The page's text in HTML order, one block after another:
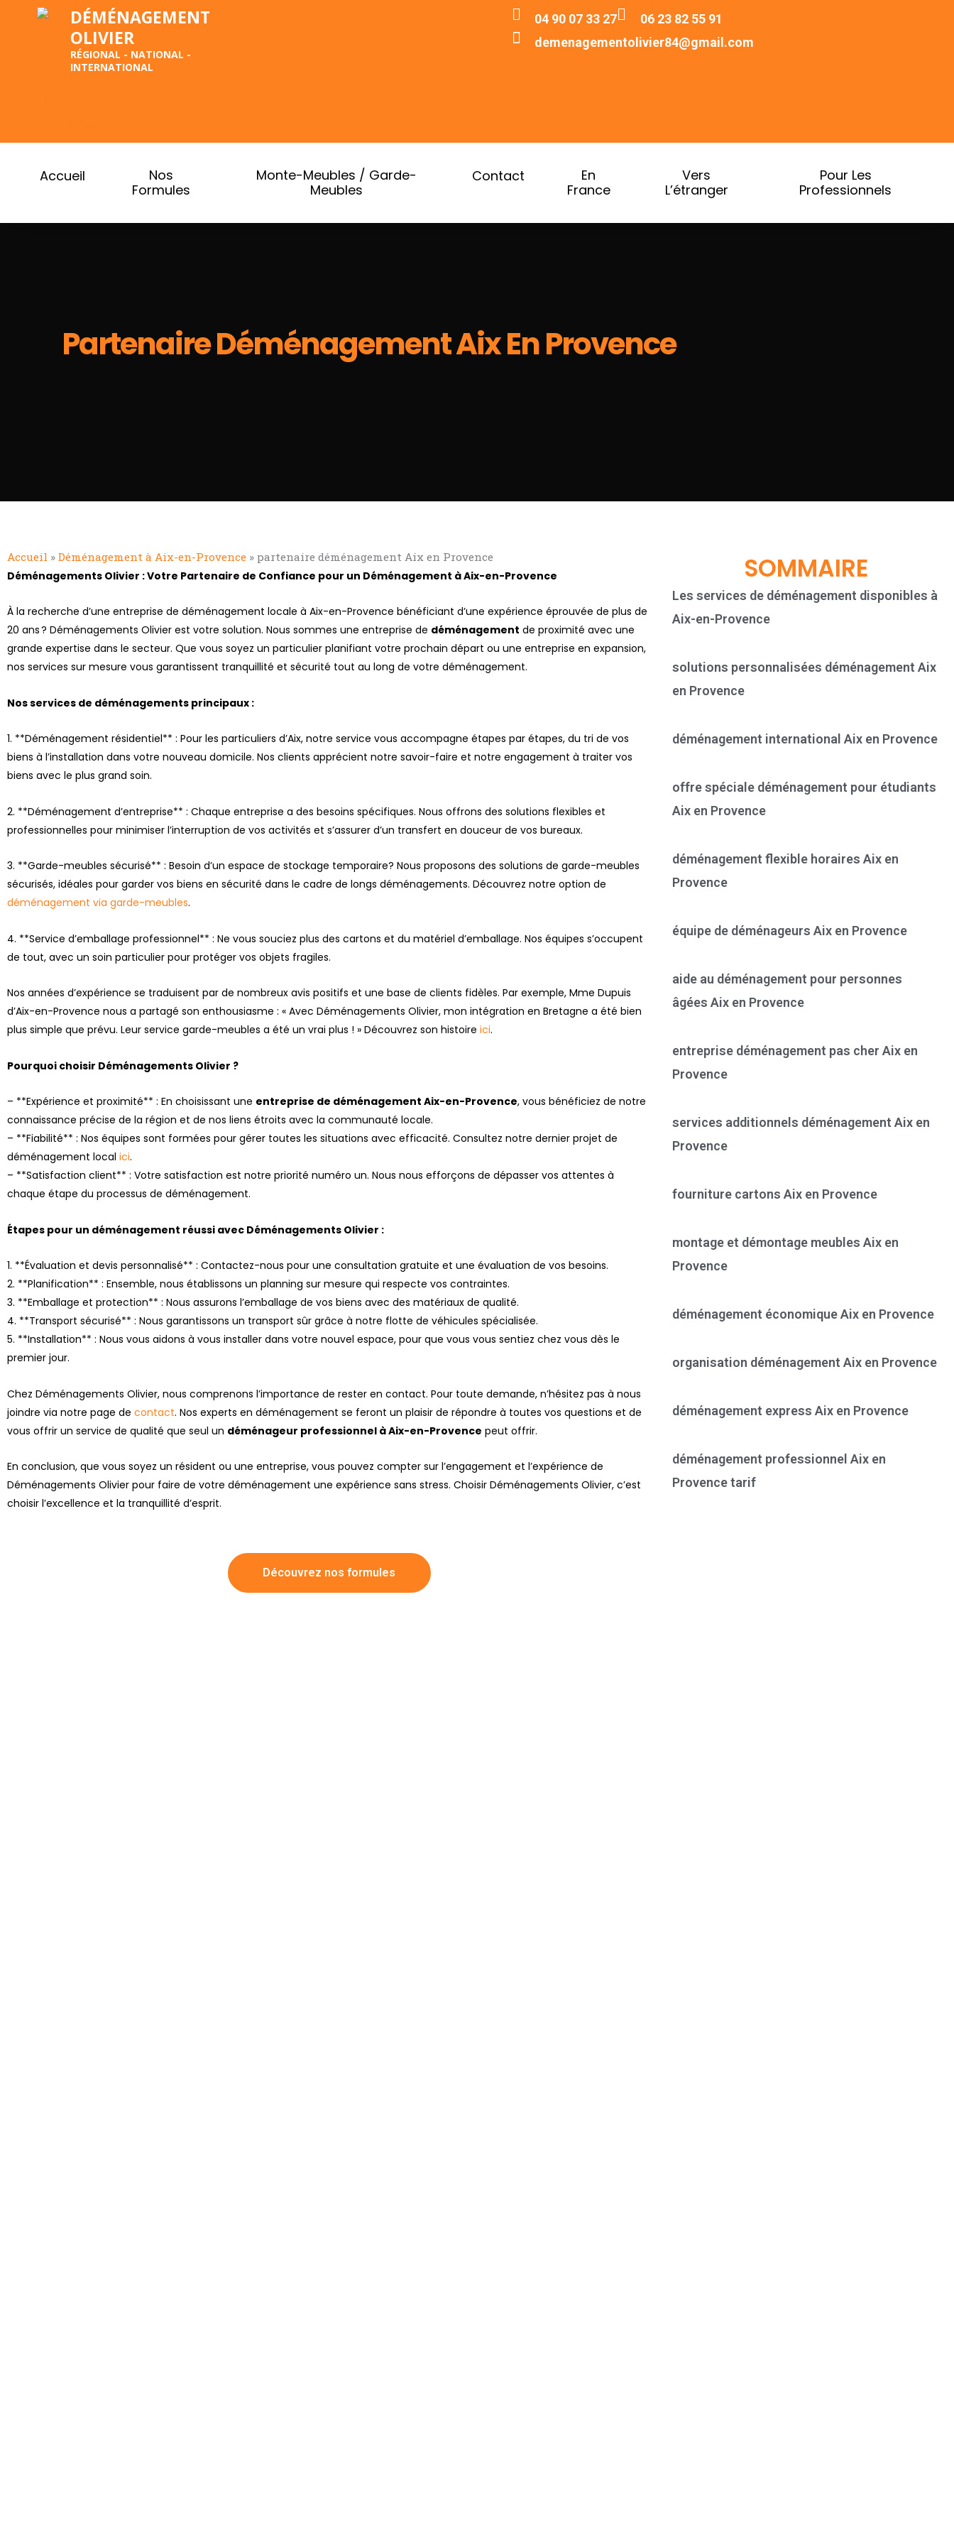
DÉMÉNAGEMENT
OLIVIER
RÉGIONAL - NATIONAL -
INTERNATIONAL
04 90 07 33 27
06 23 82 55 91
demenagementolivier84@gmail.com
Accueil
Nos
Formules
Monte-Meubles / Garde-
Meubles
Contact
En
France
Vers
L’étranger
Pour Les
Professionnels
Partenaire Déménagement Aix En Provence
Accueil » Déménagement à Aix-en-Provence » partenaire déménagement Aix en Provence
Déménagements Olivier : Votre Partenaire de Confiance pour un Déménagement à Aix-en-Provence
À la recherche d’une entreprise de déménagement locale à Aix-en-Provence bénéficiant d’une expérience éprouvée de plus de
20 ans ? Déménagements Olivier est votre solution. Nous sommes une entreprise de déménagement de proximité avec une
grande expertise dans le secteur. Que vous soyez un particulier planifiant votre prochain départ ou une entreprise en expansion,
nos services sur mesure vous garantissent tranquillité et sécurité tout au long de votre déménagement.
Nos services de déménagements principaux :
1. **Déménagement résidentiel** : Pour les particuliers d’Aix, notre service vous accompagne étapes par étapes, du tri de vos
biens à l’installation dans votre nouveau domicile. Nos clients apprécient notre savoir-faire et notre engagement à traiter vos
biens avec le plus grand soin.
2. **Déménagement d’entreprise** : Chaque entreprise a des besoins spécifiques. Nous offrons des solutions flexibles et
professionnelles pour minimiser l’interruption de vos activités et s’assurer d’un transfert en douceur de vos bureaux.
3. **Garde-meubles sécurisé** : Besoin d’un espace de stockage temporaire? Nous proposons des solutions de garde-meubles
sécurisés, idéales pour garder vos biens en sécurité dans le cadre de longs déménagements. Découvrez notre option de
déménagement via garde-meubles.
4. **Service d’emballage professionnel** : Ne vous souciez plus des cartons et du matériel d’emballage. Nos équipes s’occupent
de tout, avec un soin particulier pour protéger vos objets fragiles.
Nos années d’expérience se traduisent par de nombreux avis positifs et une base de clients fidèles. Par exemple, Mme Dupuis
d’Aix-en-Provence nous a partagé son enthousiasme : « Avec Déménagements Olivier, mon intégration en Bretagne a été bien
plus simple que prévu. Leur service garde-meubles a été un vrai plus ! » Découvrez son histoire ici.
Pourquoi choisir Déménagements Olivier ?
– **Expérience et proximité** : En choisissant une entreprise de déménagement Aix-en-Provence, vous bénéficiez de notre
connaissance précise de la région et de nos liens étroits avec la communauté locale.
– **Fiabilité** : Nos équipes sont formées pour gérer toutes les situations avec efficacité. Consultez notre dernier projet de
déménagement local ici.
– **Satisfaction client** : Votre satisfaction est notre priorité numéro un. Nous nous efforçons de dépasser vos attentes à
chaque étape du processus de déménagement.
Étapes pour un déménagement réussi avec Déménagements Olivier :
1. **Évaluation et devis personnalisé** : Contactez-nous pour une consultation gratuite et une évaluation de vos besoins.
2. **Planification** : Ensemble, nous établissons un planning sur mesure qui respecte vos contraintes.
3. **Emballage et protection** : Nous assurons l’emballage de vos biens avec des matériaux de qualité.
4. **Transport sécurisé** : Nous garantissons un transport sûr grâce à notre flotte de véhicules spécialisée.
5. **Installation** : Nous vous aidons à vous installer dans votre nouvel espace, pour que vous vous sentiez chez vous dès le
premier jour.
Chez Déménagements Olivier, nous comprenons l’importance de rester en contact. Pour toute demande, n’hésitez pas à nous
joindre via notre page de contact. Nos experts en déménagement se feront un plaisir de répondre à toutes vos questions et de
vous offrir un service de qualité que seul un déménageur professionnel à Aix-en-Provence peut offrir.
En conclusion, que vous soyez un résident ou une entreprise, vous pouvez compter sur l’engagement et l’expérience de
Déménagements Olivier pour faire de votre déménagement une expérience sans stress. Choisir Déménagements Olivier, c’est
choisir l’excellence et la tranquillité d’esprit.
Découvrez nos formules
SOMMAIRE
Les services de déménagement disponibles à
Aix-en-Provence
solutions personnalisées déménagement Aix
en Provence
déménagement international Aix en Provence
offre spéciale déménagement pour étudiants
Aix en Provence
déménagement flexible horaires Aix en
Provence
équipe de déménageurs Aix en Provence
aide au déménagement pour personnes
âgées Aix en Provence
entreprise déménagement pas cher Aix en
Provence
services additionnels déménagement Aix en
Provence
fourniture cartons Aix en Provence
montage et démontage meubles Aix en
Provence
déménagement économique Aix en Provence
organisation déménagement Aix en Provence
déménagement express Aix en Provence
déménagement professionnel Aix en
Provence tarif